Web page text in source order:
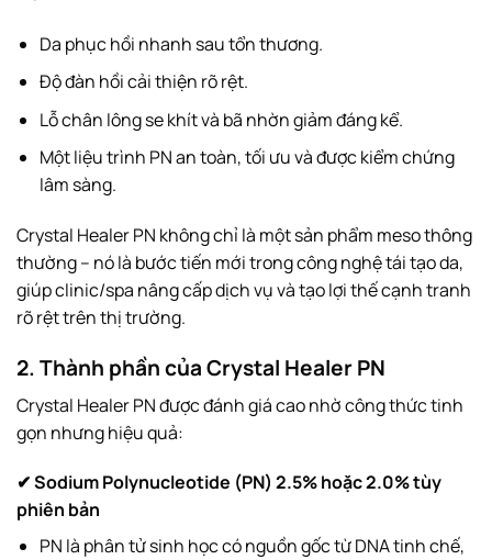
Da phục hồi nhanh sau tổn thương.
Độ đàn hồi cải thiện rõ rệt.
Lỗ chân lông se khít và bã nhờn giảm đáng kể.
Một liệu trình PN an toàn, tối ưu và được kiểm chứng
lâm sàng.
Crystal Healer PN không chỉ là một sản phẩm meso thông
thường – nó là bước tiến mới trong công nghệ tái tạo da,
giúp clinic/spa nâng cấp dịch vụ và tạo lợi thế cạnh tranh
rõ rệt trên thị trường.
2. Thành phần của Crystal Healer PN
Crystal Healer PN được đánh giá cao nhờ công thức tinh
gọn nhưng hiệu quả:
✔ Sodium Polynucleotide (PN) 2.5% hoặc 2.0% tùy
phiên bản
PN là phân tử sinh học có nguồn gốc từ DNA tinh chế,